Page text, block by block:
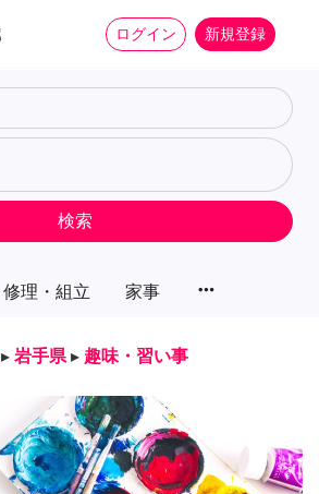
ログイン 新規登録
修理・組立 家事 more_horiz
検索
▸ 岩手県 ▸ 趣味・習い事